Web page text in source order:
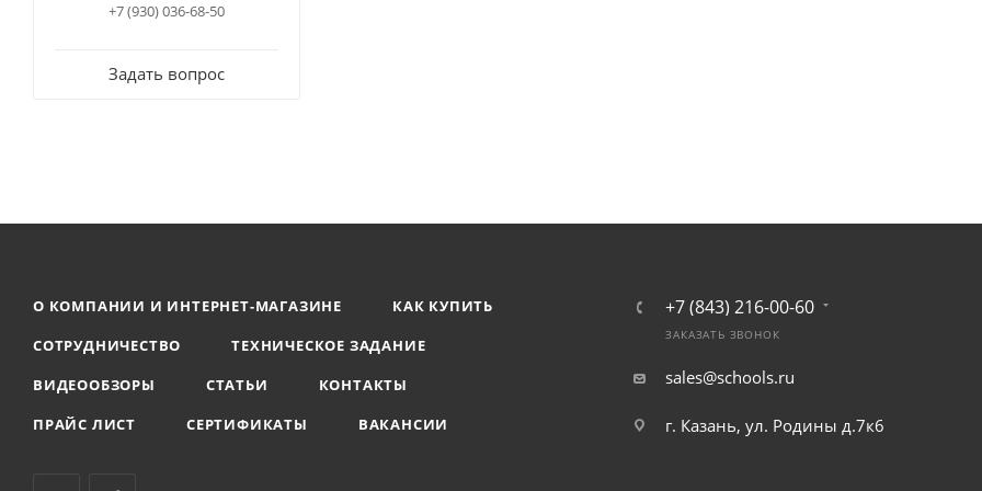
+7 (930) 036-68-50
Задать вопрос
О КОМПАНИИ И ИНТЕРНЕТ-МАГАЗИНЕ
КАК КУПИТЬ
СОТРУДНИЧЕСТВО
ТЕХНИЧЕСКОЕ ЗАДАНИЕ
ВИДЕООБЗОРЫ
СТАТЬИ
КОНТАКТЫ
ПРАЙС ЛИСТ
СЕРТИФИКАТЫ ВАКАНСИИ
+7 (843) 216-00-60
ЗАКАЗАТЬ ЗВОНОК
sales@schools.ru
г. Казань, ул. Родины д.7к6